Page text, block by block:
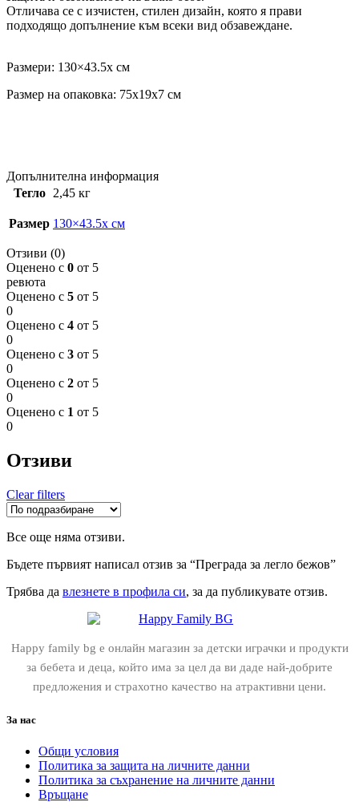
Отличава се с изчистен, стилен дизайн, която я прави
подходящо допълнение към всеки вид обзавеждане.
Размери: 130×43.5x см
Размер на опаковка: 75x19x7 см
Допълнителна информация
Тегло
2,45 кг
Размер 130×43.5x см
Отзиви (0)
Оценено с 0 от 5
ревюта
Оценено с 5 от 5
0
Оценено с 4 от 5
0
Оценено с 3 от 5
0
Оценено с 2 от 5
0
Оценено с 1 от 5
0
Отзиви
Clear filters
Все още няма отзиви.
Бъдете първият написал отзив за “Преграда за легло бежов”
Трябва да влезнете в профила си, за да публикувате отзив.
Happy family bg е онлайн магазин за детски играчки и продукти
за бебета и деца, който има за цел да ви даде най-добрите
предложения и страхотно качество на атрактивни цени.
За нас
Общи условия
Политика за защита на личните данни
Политика за съхранение на личните данни
Връщане